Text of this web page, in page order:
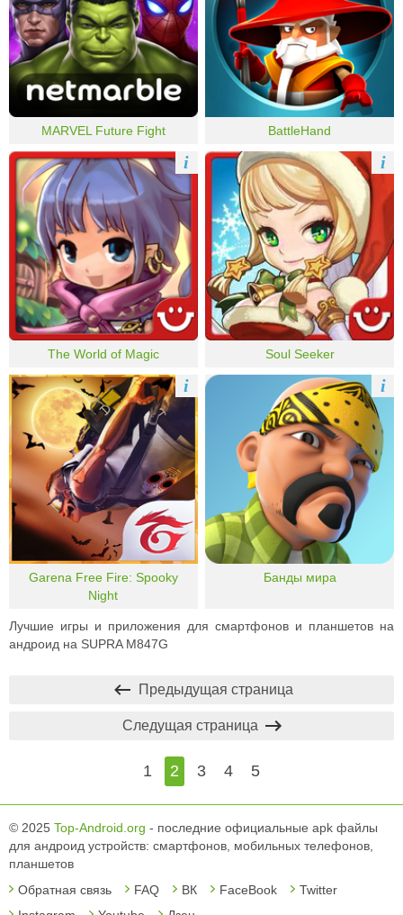
MARVEL Future Fight BattleHand
The World of Magic
i
Soul Seeker
i
Garena Free Fire: Spooky
Night
i
Банды мира
i
Лучшие игры и приложения для смартфонов и планшетов на
андроид на SUPRA M847G
Предыдущая страница
1 2 3 4 5
Следущая страница
© 2025 Top-Android.org - последние официальные apk файлы
для андроид устройств: смартфонов, мобильных телефонов,
планшетов
Обратная связь
FAQ ВК FaceBook
Twitter